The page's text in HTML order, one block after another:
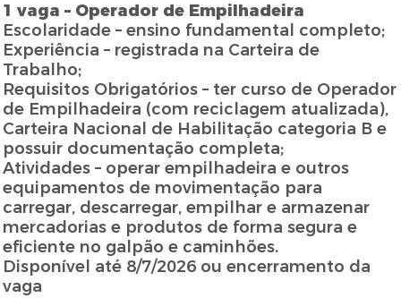
1 vaga – Operador de Empilhadeira
Escolaridade – ensino fundamental completo;
Experiência – registrada na Carteira de
Trabalho;
Requisitos Obrigatórios – ter curso de Operador
de Empilhadeira (com reciclagem atualizada),
Carteira Nacional de Habilitação categoria B e
possuir documentação completa;
Atividades – operar empilhadeira e outros
equipamentos de movimentação para
carregar, descarregar, empilhar e armazenar
mercadorias e produtos de forma segura e
eficiente no galpão e caminhões.
Disponível até 8/7/2026 ou encerramento da
vaga